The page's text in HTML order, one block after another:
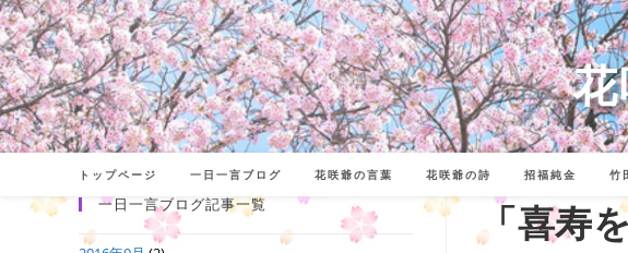
コ
ン
テ
ン
ツ
トップページ 一日一言ブログ 花咲爺の言葉 花咲爺の詩 招福純金 竹
「喜寿
一日一言ブログ記事一覧